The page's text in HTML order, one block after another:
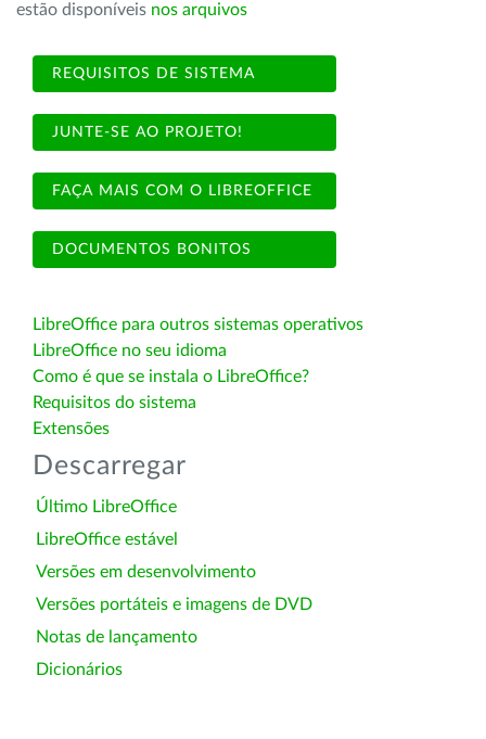
estão disponíveis nos arquivos
REQUISITOS DE SISTEMA
JUNTE-SE AO PROJETO!
FAÇA MAIS COM O LIBREOFFICE
DOCUMENTOS BONITOS
LibreOffice para outros sistemas operativos
LibreOffice no seu idioma
Como é que se instala o LibreOffice?
Requisitos do sistema
Extensões
Descarregar
Último LibreOffice
LibreOffice estável
Versões em desenvolvimento
Versões portáteis e imagens de DVD
Notas de lançamento
Dicionários